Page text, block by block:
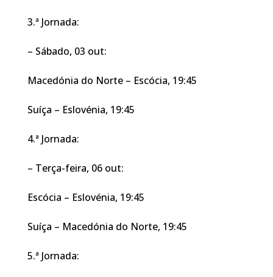
3.ª Jornada:
– Sábado, 03 out:
Macedónia do Norte – Escócia, 19:45
Suíça – Eslovénia, 19:45
4.ª Jornada:
– Terça-feira, 06 out:
Escócia – Eslovénia, 19:45
Suíça – Macedónia do Norte, 19:45
5.ª Jornada: